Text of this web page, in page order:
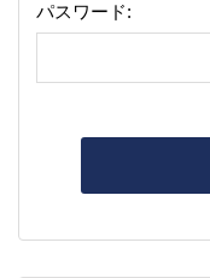
パスワード: